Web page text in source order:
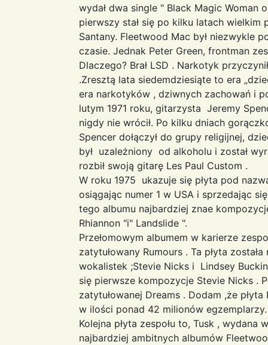
wydał dwa single " Black Magic Woman
pierwszy stał się po kilku latach wielkim
Santany. Fleetwood Mac był niezwykle
czasie. Jednak Peter Green, frontman
Dlaczego? Brał LSD . Narkotyk
.Zresztą lata siedemdziesiąte to era
era narkotyków , dziwnych zachowań i
lutym 1971 roku, gitarzysta Jeremy
nigdy nie wrócił. Po kilku dniach
Spencer dołączył do grupy religijnej,
był uzależniony od alkoholu i został
rozbił swoją gitarę Les Paul Custom .
W roku 1975 ukazuje się płyta pod
osiągając numer 1 w USA i sprzedając
tego albumu najbardziej znae
Rhiannon "i" Landslide ".
Przełomowym albumem w karierze
zatytułowany Rumours . Ta płyta
wokalistek ;Stevie Nicks i Lindsey
się pierwsze kompozycje Stevie Nicks .
zatytułowanej Dreams . Dodam ,że
w ilości ponad 42 milionów egzemplarzy.
Kolejna płyta zespołu to, Tusk , wydana
najbardziej ambitnych albumów